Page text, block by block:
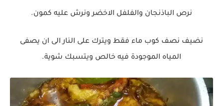
نرص الباذنجان والفلفل الاخضر ونرش عليه كمون.
نضيف نصف كوب ماء فقط ويترك على النار الى ان يصفى
المياه الموجودة فيه خالص ويتسبك شوية.